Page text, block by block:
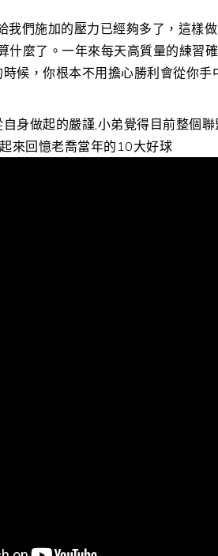
我們施加的壓力已經夠多了，這樣
什麼了。一年來每天高質量的練習
候，你根本不用擔心勝利會從你手
身做起的嚴謹,小弟覺得目前整個
來回憶老喬當年的10大好球